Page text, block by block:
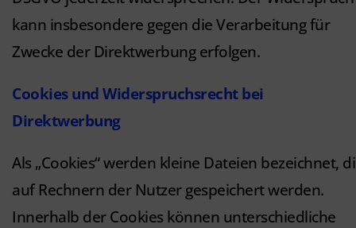
kann insbesondere gegen die Verarbeitung für
Zwecke der Direktwerbung erfolgen.
Cookies und Widerspruchsrecht bei
Direktwerbung
Als „Cookies“ werden kleine Dateien bezeichnet,
auf Rechnern der Nutzer gespeichert werden.
Innerhalb der Cookies können unterschiedliche